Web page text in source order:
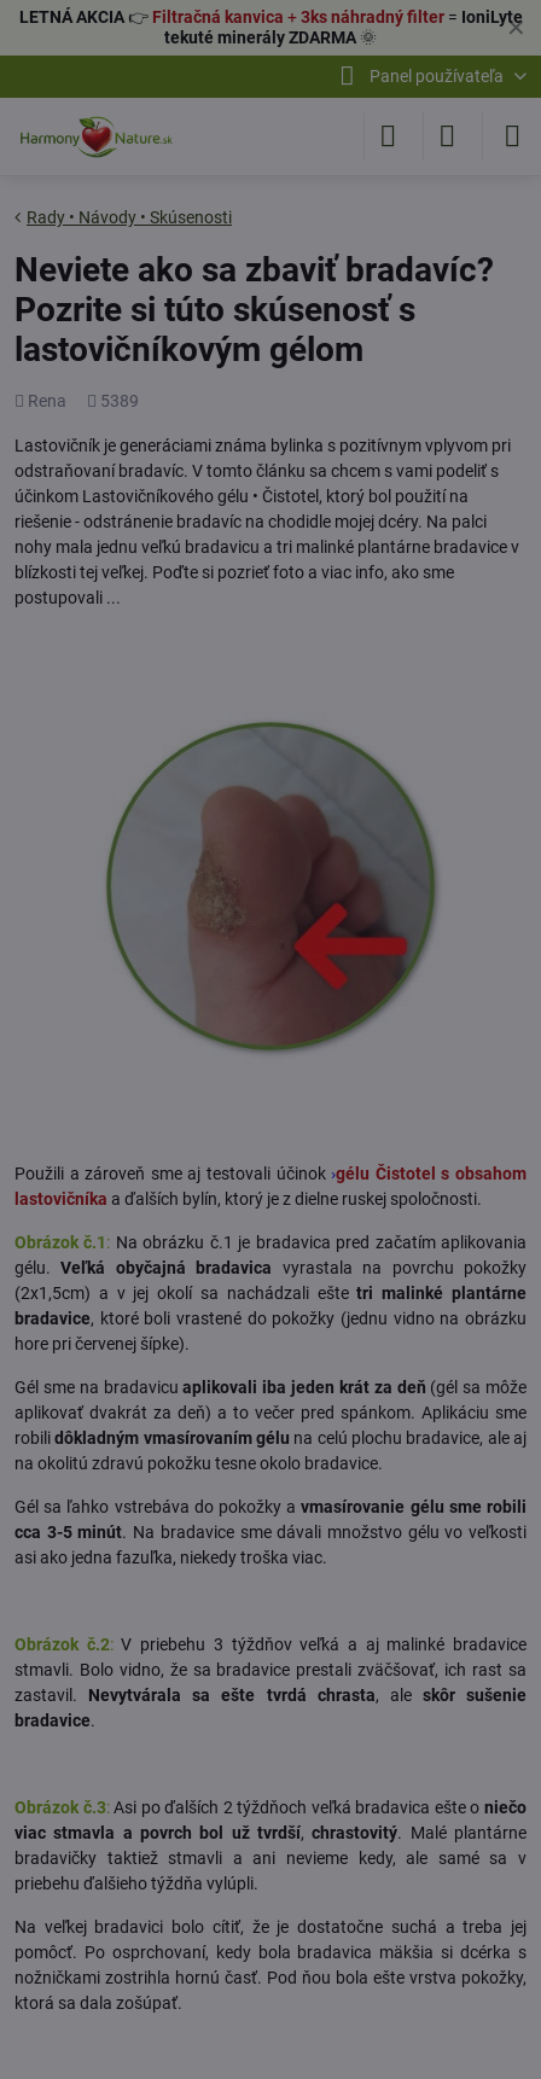
✕
LETNÁ AKCIA👉 Filtračná kanvica +3ks náhradný filter= IoniLyte
tekuté minerály ZDARMA 🌞
Panel používateľa
Rady • Návody • Skúsenosti
Neviete ako sa zbaviť bradavíc?
Pozrite si túto skúsenosť s
lastovičníkovým gélom
Pridal
Rena
Počet
5389
Lastovičník je generáciami známa bylinka s pozitívnym vplyvom pri
odstraňovaní bradavíc. V tomto článku sa chcem s vami podeliť s
účinkom Lastovičníkového gélu • Čistotel, ktorý bol použití na
riešenie - odstránenie bradavíc na chodidle mojej dcéry. Na palci
nohy mala jednu veľkú bradavicu a tri malinké plantárne bradavice v
blízkosti tej veľkej. Poďte si pozrieť foto a viac info, ako sme
postupovali ...
Použili a zároveň sme aj testovali účinok ›gélu Čistotel s obsahom
lastovičníka a ďalších bylín, ktorý je z dielne ruskej spoločnosti.
Obrázok č.1: Na obrázku č.1 je bradavica pred začatím aplikovania
gélu.Veľká obyčajná bradavica vyrastala na povrchu pokožky
(2x1,5cm) a v jej okolí sa nachádzali eštetri malinké plantárne
bradavice, ktoré boli vrastené do pokožky (jednu vidno na obrázku
hore pri červenej šípke).
Gél sme na bradavicuaplikovali iba jeden krát za deň (gél sa môže
aplikovať dvakrát za deň) a to večer pred spánkom. Aplikáciu sme
robilidôkladným vmasírovaním gélu na celú plochu bradavice, ale aj
na okolitú zdravú pokožku tesne okolo bradavice.
Gél sa ľahko vstrebáva do pokožky avmasírovanie gélu sme robili
cca 3-5 minút. Na bradavice sme dávali množstvo gélu vo veľkosti
asi ako jedna fazuľka, niekedy troška viac.
Obrázok č.2:V priebehu 3 týždňov veľká a aj malinké bradavice
stmavli. Bolo vidno, že sa bradavice prestali zväčšovať, ich rast sa
zastavil. Nevytvárala sa ešte tvrdá chrasta, ale skôr sušenie
bradavice.
Obrázok č.3:Asi po ďalších 2 týždňoch veľká bradavica ešte oniečo
viac stmavla a povrch bol už tvrdší,chrastovitý. Malé plantárne
bradavičky taktiež stmavli a ani nevieme kedy, ale samé sa v
priebehu ďalšieho týždňa vylúpli.
Na veľkej bradavici bolo cítiť, že je dostatočne suchá a treba jej
pomôcť. Po osprchovaní, kedy bola bradavica mäkšia si dcérka s
nožničkami zostrihla hornú časť. Pod ňou bola ešte vrstva pokožky,
ktorá sa dala zošúpať.